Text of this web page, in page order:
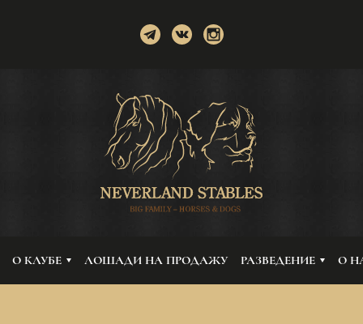
О КЛУБЕ ЛОШАДИ НА ПРОДАЖУ РАЗВЕДЕНИЕ О